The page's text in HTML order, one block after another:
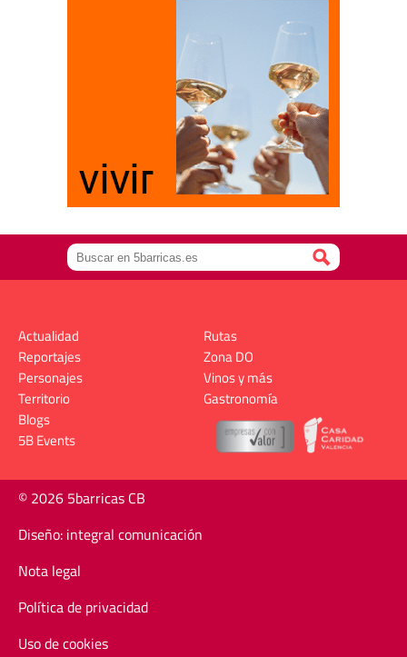
Actualidad
Reportajes
Personajes
Territorio
Rutas
Zona DO
Vinos y más
Gastronomía
Blogs
5B Events
© 2026 5barricas CB
Diseño: integral comunicación
Nota legal
Política de privacidad
Uso de cookies